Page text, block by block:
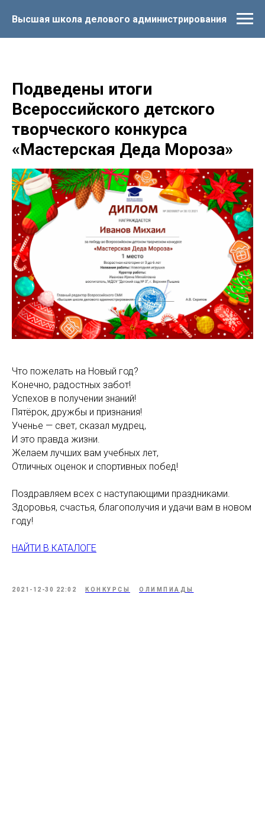
Высшая школа делового администрирования
Подведены итоги
Всероссийского детского
творческого конкурса
«Мастерская Деда Мороза»
Что пожелать на Новый год?
Конечно, радостных забот!
Успехов в получении знаний!
Пятёрок, дружбы и признания!
Ученье — свет, сказал мудрец,
И это правда жизни.
Желаем лучших вам учебных лет,
Отличных оценок и спортивных побед!
Поздравляем всех с наступающими праздниками.
Здоровья, счастья, благополучия и удачи вам в новом
году!
НАЙТИ В КАТАЛОГЕ
2021-12-30 22:02 КОНКУРСЫ ОЛИМПИАДЫ